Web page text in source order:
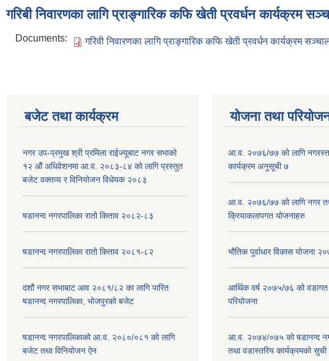
गरिबी निवारणका लागि प्राङ्गारिक कफि खेती प्रवर्धन कार्यक्रम
Documents: गरिवी निवारणका लागि प्राङ्गारिक कफि खेती प्रवर्धन कार्यक्रम
बजेट तथा कार्यक्रम
नगर उप-प्रमुख श्री प्रमिला राईज्यूबाट नगर सभाको
१२ ‍औं अधिवेशनमा आ.व. २०८३-८४ को लागि प्रस्तुत
बजेट वक्तव्य र विनियोजन विधेयक २०८३
षडानन्द नगरपालिका रातो किताव २०८२-८३
षडानन्द नगरपालिका रातो किताव २०८१-८२
दशौं नगर सभाबाट आव २०८१/८२ का लागि पारित
षडानन्द नगरपालिका, भोजपुरको बजेट
षडानन्द नगरपालिकाको आ.व. २०८०/०८१ को लागि
बजेट तथा विनियोजन ऐन
योजना तथा
आ.व. २०७६/७७ को लागि
कार्यक्रम अनुसूची ७
आ.व. २०७६/७७ को लागि नगर
क्रियाकलापगत योजनाहरु
भौतिक पूर्वाधार विकास योजना
आर्थिक वर्ष २०७५/७६ को वडागत
परियोजना
आ.व. २०७४/०७५ को षडानन्द
तथा वडास्तरिय कार्यक्रमको